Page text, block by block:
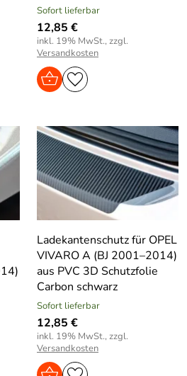
Sofort lieferbar
12,85 €
inkl. 19% MwSt., zzgl.
Versandkosten
Ladekantenschutz für OPEL
VIVARO A (BJ 2001–2014)
aus PVC 3D Schutzfolie
Carbon schwarz
Sofort lieferbar
12,85 €
inkl. 19% MwSt., zzgl.
Versandkosten